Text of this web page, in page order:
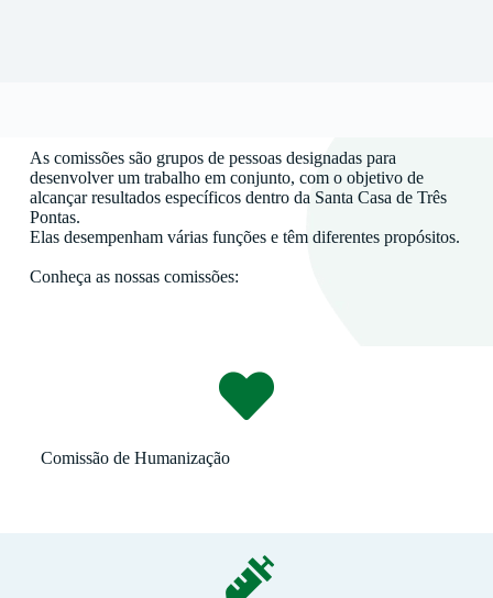
As comissões são grupos de pessoas designadas para
desenvolver um trabalho em conjunto, com o objetivo de
alcançar resultados específicos dentro da Santa Casa de Três
Pontas.
Elas desempenham várias funções e têm diferentes propósitos.
Conheça as nossas comissões:
Comissão de Humanização